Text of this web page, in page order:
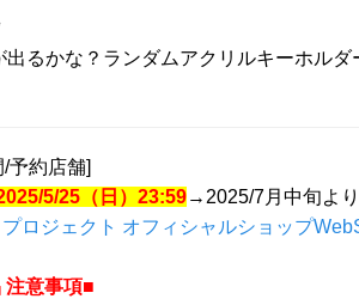
るかな？ランダムアクリルキーホルダ
予約店舗]
5/25（日）23:59→2025/7月中旬よ
ロジェクト オフィシャルショップ
意事項■